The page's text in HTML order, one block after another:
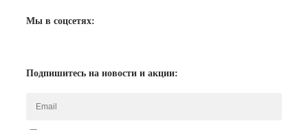
Мы в соцсетях:
Подпишитесь на новости и акции: